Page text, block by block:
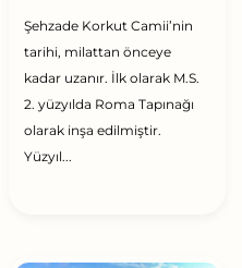
Şehzade Korkut Camii’nin
tarihi, milattan önceye
kadar uzanır. İlk olarak M.S.
2. yüzyılda Roma Tapınağı
olarak inşa edilmiştir.
Yüzyıl...